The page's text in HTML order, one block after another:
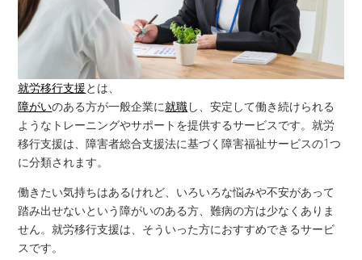
就労移行支援とは、
障がいのある方が一般企業に就職し、安定して働き続けられる
ようなトレーニングやサポートを提供するサービスです。就労
移行支援は、障害者総合支援法に基づく障害福祉サービスの1つ
に分類されます。
働きたい気持ちはあるけれど、いろいろな悩みや不安があって
踏み出せないという障がいのある方、難病の方は少なくありま
せん。就労移行支援は、そういった方におすすめできるサービ
スです。